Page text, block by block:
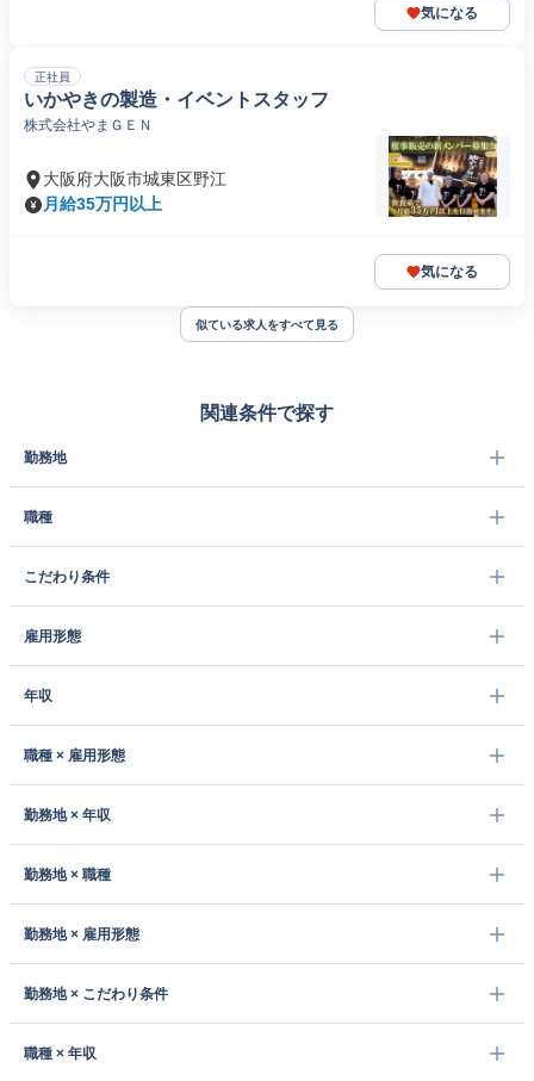
気になる
正社員
いかやきの製造・イベントスタッフ
株式会社やまＧＥＮ
大阪府大阪市城東区野江
月給35万円以上
気になる
似ている求人をすべて見る
関連条件で探す
勤務地
職種
こだわり条件
雇用形態
年収
職種 × 雇用形態
勤務地 × 年収
勤務地 × 職種
勤務地 × 雇用形態
勤務地 × こだわり条件
職種 × 年収